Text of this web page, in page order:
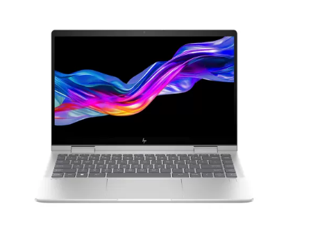
Core Ultra 7 155U
Thấp
Trung bình
Cao